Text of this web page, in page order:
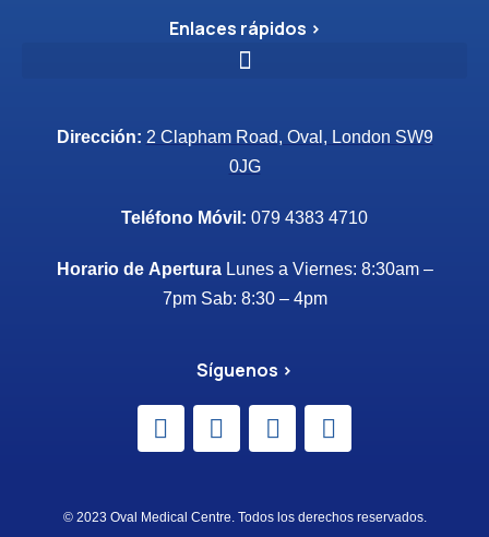
Enlaces rápidos >
Dirección: 2 Clapham Road, Oval, London SW9
0JG
Teléfono Móvil: 079 4383 4710
Horario de Apertura Lunes a Viernes: 8:30am –
7pm Sab: 8:30 – 4pm
Síguenos >
© 2023 Oval Medical Centre. Todos los derechos reservados.